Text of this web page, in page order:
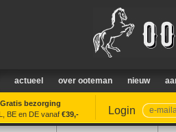
actueel over ooteman nieuw
Gratis bezorging
BE en DE vanaf €39,- Login